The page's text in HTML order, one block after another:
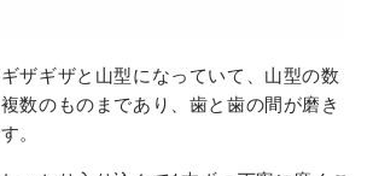
ザギザと山型になっていて、山型の数
数のものまであり、歯と歯の間が磨き
。